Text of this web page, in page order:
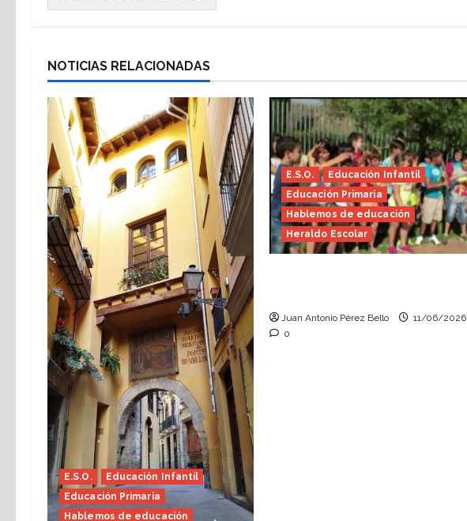
NOTICIAS RELACIONADAS
E.S.O.
Educación Infantil
Educación Primaria
Hablemos de educación
E.S.O.
Educación Infantil
Educación Primaria
Hablemos de educación
Heraldo Escolar
Juan Antonio Pérez Bello
11/06/2026
0